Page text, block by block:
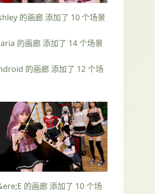
的画廊 添加了 10 个场景
的画廊 添加了 14 个场景
的画廊 添加了 12 个场
的画廊 添加了 10 个场